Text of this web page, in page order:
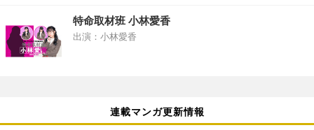
特命取材班 小林愛香
出演：小林愛香
連載マンガ更新情報